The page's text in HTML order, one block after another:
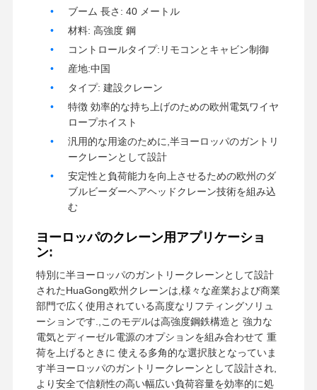
ホーム 製品
会社案内 品質管理 お問い合わせ ニュース
すべての場合
今雑談しなさ
い
クレーンの車輪
ブーム 長さ: 40 メートル
材料: 高強度 鋼
コントロールタイプ:リモコンとキャビン制御
産地:中国
タイプ: 建設クレーン
特徴 効率的な持ち上げのための欧州電気ワイヤ
ロープホイスト
汎用的な用途のために,半ヨーロッパのガントリ
ークレーンとして設計
安定性と負荷能力を向上させるための欧州のダ
ブルビーダーヘアヘッドクレーン技術を組み込
む
ヨーロッパのクレーン用アプリケーショ
ン:
特別に半ヨーロッパのガントリークレーンとして設計
されたHuaGong欧州クレーンは,様々な産業および商業
部門で広く使用されている高度なリフティングソリュ
ーションです.,このモデルは高強度鋼鉄構造と 強力な
電気とディーゼル電源のオプションを組み合わせて 重
荷を上げるときに 使える多角的な選択肢となっていま
す半ヨーロッパのガントリークレーンとして設計され,
より安全で信頼性の高い幅広い負荷容量を効率的に処